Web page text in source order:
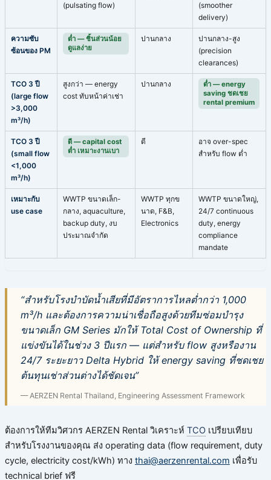
(pulsating flow)
(smoother
delivery)
ความซับ
ซ้อนของ PM
ต่ำ — ชิ้นส่วนน้อย
ดูแลง่าย
ปานกลาง
ปานกลาง-สูง
(precision
clearances)
TCO 3 ปี
(large flow
>3,000
m³/h)
สูงกว่า — energy
cost ทับหน้าค่าเช่า
ปานกลาง
ต่ำ — energy
saving ชดเชย
rental premium
TCO 3 ปี
(small flow
<1,000
m³/h)
ดี — capital cost
ต่ำ เหมาะงานเบา
ดี
อาจ over-spec
สำหรับ flow ต่ำ
เหมาะกับ
use case
WWTP ขนาดเล็ก-
กลาง, aquaculture,
backup duty, งบ
ประมาณจำกัด
WWTP ทุกข
นาด, F&B,
Electronics
WWTP ขนาดใหญ่,
24/7 continuous
duty, energy
compliance
mandate
“สำหรับโรงบำบัดน้ำเสียที่มีอัตราการไหลต่ำกว่า 1,000
m³/h และต้องการความน่าเชื่อถือสูงด้วยทีมซ่อมบำรุง
ขนาดเล็ก GM Series มักให้ Total Cost of Ownership ที่
แข่งขันได้ในช่วง 3 ปีแรก — แต่สำหรับ flow สูงหรืองาน
24/7 ระยะยาว Delta Hybrid ให้ energy saving ที่ชดเชย
ต้นทุนเช่าส่วนต่างได้ชัดเจน”
— AERZEN Rental Thailand, Engineering Assessment Framework
ต้องการให้ทีมวิศวกร AERZEN Rental วิเคราะห์ TCOเปรียบเทียบ
สำหรับโรงงานของคุณ ส่ง operating data (flow requirement, duty
cycle, electricity cost/kWh) ทาง thai@aerzenrental.com เพื่อรับ
technical brief ฟรี